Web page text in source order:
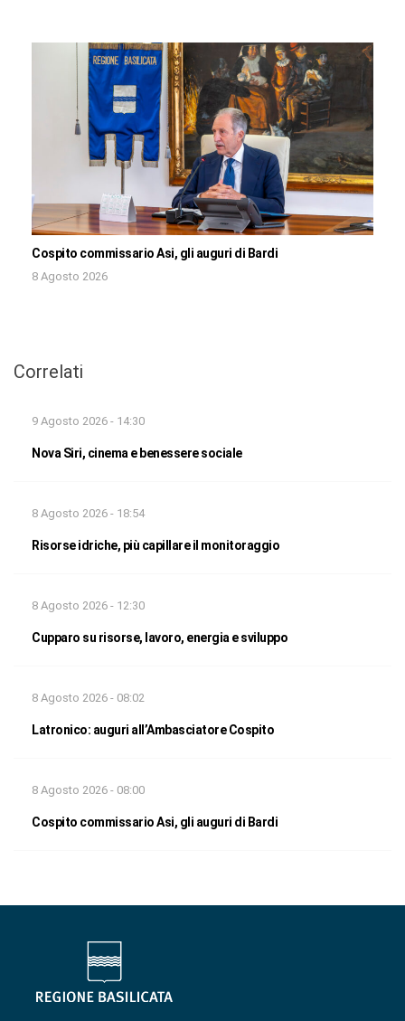
Cospito commissario Asi, gli auguri di Bardi
8 Agosto 2026
Correlati
9 Agosto 2026 - 14:30
Nova Siri, cinema e benessere sociale
8 Agosto 2026 - 18:54
Risorse idriche, più capillare il monitoraggio
8 Agosto 2026 - 12:30
Cupparo su risorse, lavoro, energia e sviluppo
8 Agosto 2026 - 08:02
Latronico: auguri all’Ambasciatore Cospito
8 Agosto 2026 - 08:00
Cospito commissario Asi, gli auguri di Bardi